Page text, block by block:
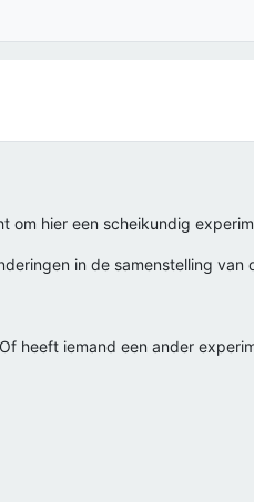
om hier een scheikundig
in de samenstelling van
heeft iemand een ander